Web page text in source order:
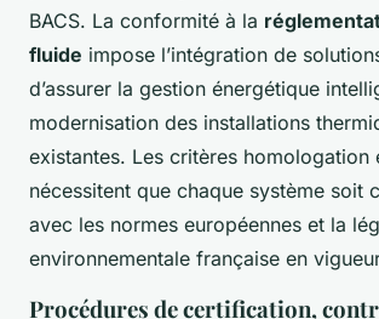
BACS. La conformité à la
fluide impose l’intégration de
d’assurer la gestion énergétique
modernisation des installations
existantes. Les critères homologation
nécessitent que chaque système soit
avec les normes européennes et la
environnementale française en
Procédures de certification,